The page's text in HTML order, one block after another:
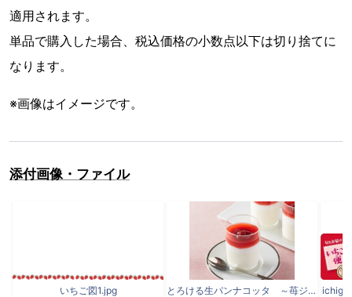
適用されます。
単品で購入した場合、税込価格の小数点以下は切り捨てに
なります。
※画像はイメージです。
添付画像・ファイル
いちご図1.jpg とろける生パンナコッタ ～苺ジュレ仕立て～.jpg